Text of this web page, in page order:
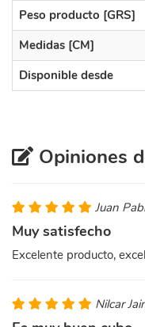
Peso producto [GRS]
Medidas [CM]
Disponible desde
Opiniones
Juan
Muy satisfecho
Excelente producto,
Nilcar